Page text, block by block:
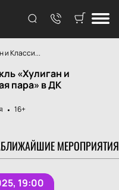
и Класси...
«Хулиган и
пара» в ДК
16+
БЛИЖАЙШИЕ МЕРОПРИЯТИЯ